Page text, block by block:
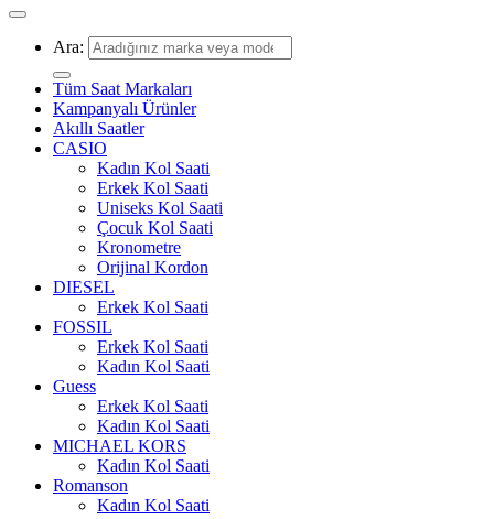
Ara:
Tüm Saat Markaları
Kampanyalı Ürünler
Akıllı Saatler
CASIO
Kadın Kol Saati
Erkek Kol Saati
Uniseks Kol Saati
Çocuk Kol Saati
Kronometre
Orijinal Kordon
DIESEL
Erkek Kol Saati
FOSSIL
Erkek Kol Saati
Kadın Kol Saati
Guess
Erkek Kol Saati
Kadın Kol Saati
MICHAEL KORS
Kadın Kol Saati
Romanson
Kadın Kol Saati